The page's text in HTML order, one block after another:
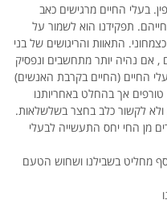
בעלי החיים מרגישים כאב
תפקידנו הוא לשמור על
התאוות והריגושים של בני
, אם נהיה יותר מתחשבים ונפסיק
אך בהחלט באחריותנו
לקשור כלב בחצר בשלשלאות.
מן החי יחס התעשייה לבעלי
מחליט בשבילנו ושחוש הטעם